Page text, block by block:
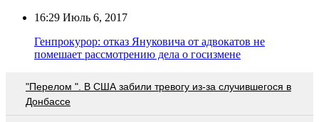
16:29 Июль 6, 2017
Генпрокурор: отказ Януковича от адвокатов не
помешает рассмотрению дела о госизмене
"Перелом ". В США забили тревогу из-за случившегося в
Донбассе